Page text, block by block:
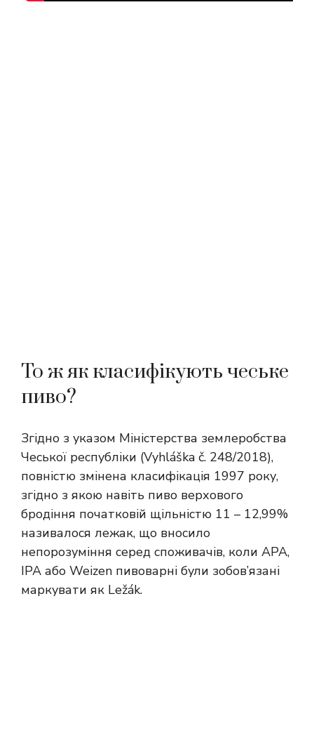
То ж як класифікують чеське
пиво?
Згідно з указом Міністерства землеробства
Чеської республіки (Vyhláška č. 248/2018),
повністю змінена класифікація 1997 року,
згідно з якою навіть пиво верхового
бродіння початковій щільністю 11 – 12,99%
називалося лежак, що вносило
непорозуміння серед споживачів, коли APA,
IPA або Weizen пивоварні були зобов’язані
маркувати як Ležák.